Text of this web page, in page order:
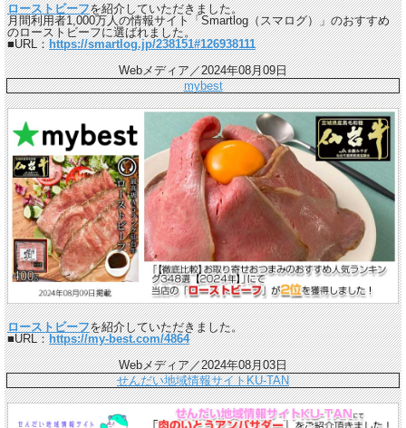
ローストビーフを紹介していただきました。
月間利用者1,000万人の情報サイト「Smartlog（スマログ）」のおすすめ
のローストビーフに選ばれました。
■URL：https://smartlog.jp/238151#126938111
Webメディア／2024年08月09日
mybest
ローストビーフを紹介していただきました。
■URL：https://my-best.com/4864
Webメディア／2024年08月03日
せんだい地域情報サイトKU-TAN